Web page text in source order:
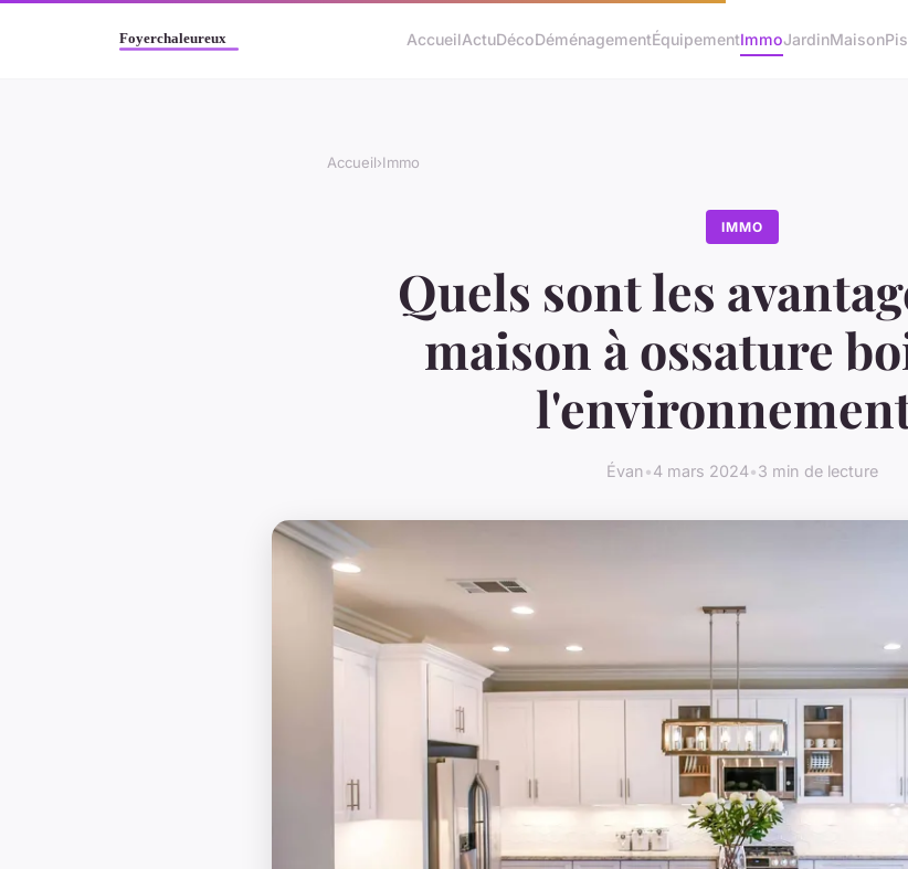
AccueilActuDécoDéménagementÉquipementImmoJardinMaison
Accueil›Immo
IMMO
Quels sont les
maison à ossature
Évan•4 mars 2024•3 min de lecture